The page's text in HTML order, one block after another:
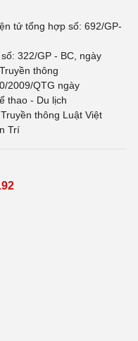
tử tổng hợp số: 692/GP-
322/GP - BC, ngày
thông
2009/QTG ngày
thao - Du lịch
thông Luật Việt
Trí